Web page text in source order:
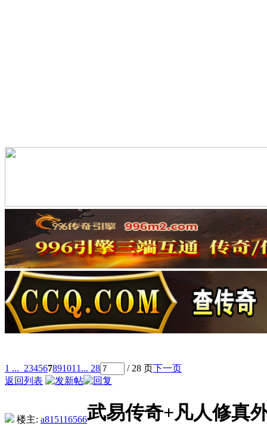
1 ... 234567891011 ... 28 / 28 页下一页
返回列表
楼主: a815116566武易传奇+凡人修真